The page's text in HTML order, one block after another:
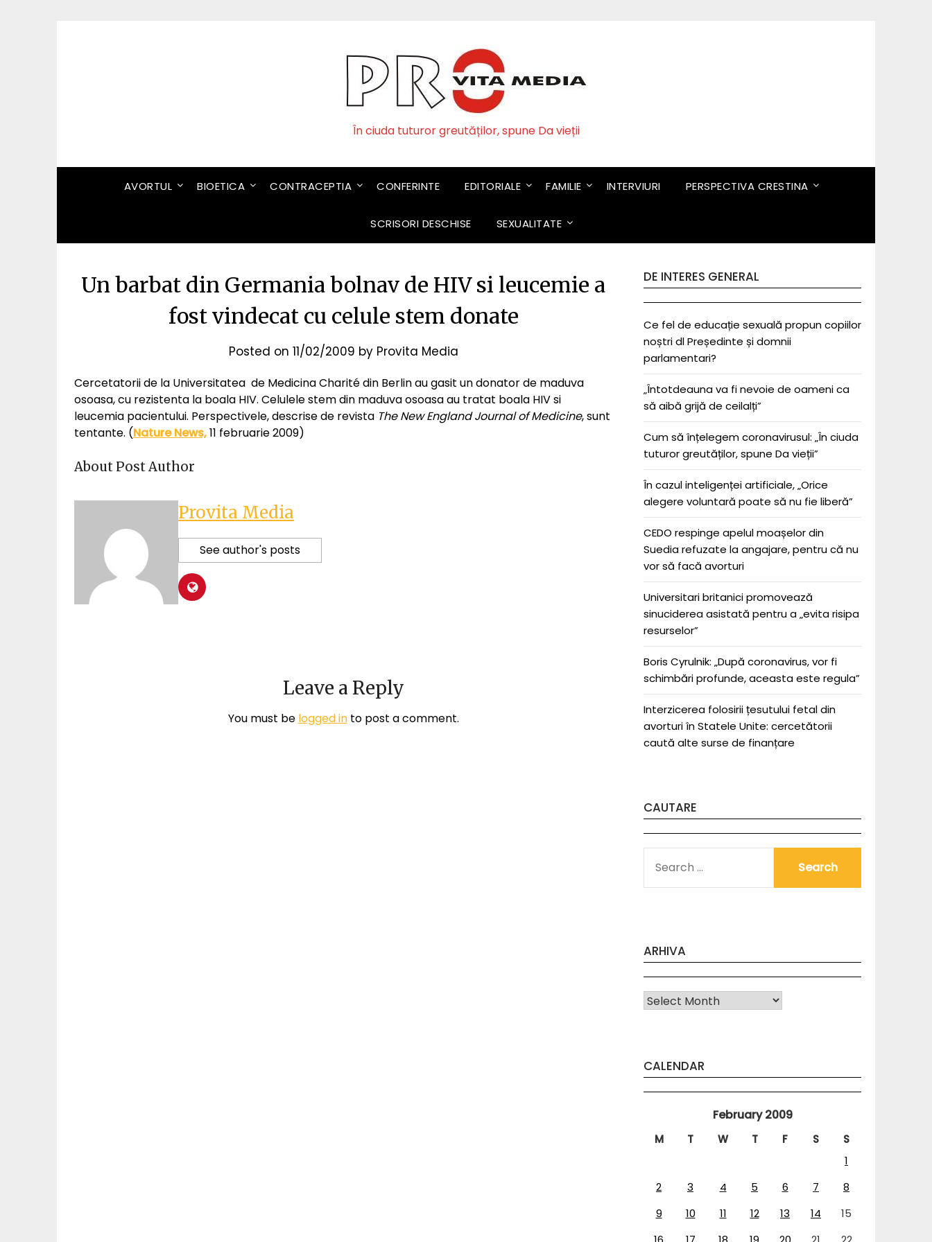
În ciuda tuturor greutăților, spune Da vieții
AVORTUL BIOETICA CONTRACEPTIA CONFERINTE EDITORIALE FAMILIE INTERVIURI PERSPECTIVA CRESTINA
SCRISORI DESCHISE SEXUALITATE
Un barbat din Germania bolnav de HIV si leucemie a
fost vindecat cu celule stem donate
Posted on 11/02/2009 by Provita Media
Cercetatorii de la Universitatea de Medicina Charité din Berlin au gasit un donator de maduva
osoasa, cu rezistenta la boala HIV. Celulele stem din maduva osoasa au tratat boala HIV si
leucemia pacientului. Perspectivele, descrise de revista The New England Journal of Medicine, sunt
tentante. (Nature News,11 februarie 2009)
About Post Author
Provita Media
See author's posts
Leave a Reply
You must be logged into post a comment.
DE INTERES GENERAL
Ce fel de educație sexuală propun copiilor
noștri dl Președinte și domnii
parlamentari?
„Întotdeauna va fi nevoie de oameni ca
să aibă grijă de ceilalți”
Cum să înțelegem coronavirusul: „În ciuda
tuturor greutăților, spune Da vieții”
În cazul inteligenței artificiale, „Orice
alegere voluntară poate să nu fie liberă”
CEDO respinge apelul moașelor din
Suedia refuzate la angajare, pentru că nu
vor să facă avorturi
Universitari britanici promovează
sinuciderea asistată pentru a „evita risipa
resurselor”
Boris Cyrulnik: „După coronavirus, vor fi
schimbări profunde, aceasta este regula”
Interzicerea folosirii țesutului fetal din
avorturi în Statele Unite: cercetătorii
caută alte surse de finanțare
CAUTARE
FOR:
ARHIVA
Arhiva
CALENDAR
February 2009
M T W T F S
S
1
2
3 4 5 6 7
8
9
10 11 12 13 14
15